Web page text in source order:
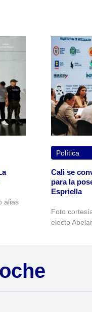
alias
Política
Cali se
para la
Espriella
Foto
electo